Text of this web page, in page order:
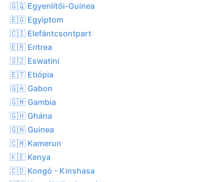
🇬🇶 Egyenlítői-Guinea
🇪🇬 Egyiptom
🇨🇮 Elefántcsontpart
🇪🇷 Eritrea
🇸🇿 Eswatini
🇪🇹 Etiópia
🇬🇦 Gabon
🇬🇲 Gambia
🇬🇭 Ghána
🇬🇳 Guinea
🇨🇲 Kamerun
🇰🇪 Kenya
🇨🇩 Kongó - Kinshasa